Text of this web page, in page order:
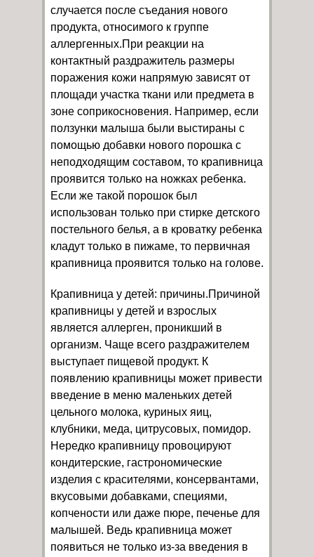
случается после съедания нового
продукта, относимого к группе
аллергенных.При реакции на
контактный раздражитель размеры
поражения кожи напрямую зависят от
площади участка ткани или предмета в
зоне соприкосновения. Например, если
ползунки малыша были выстираны с
помощью добавки нового порошка с
неподходящим составом, то крапивница
проявится только на ножках ребенка.
Если же такой порошок был
использован только при стирке детского
постельного белья, а в кроватку ребенка
кладут только в пижаме, то первичная
крапивница проявится только на голове.
Крапивница у детей: причины.Причиной
крапивницы у детей и взрослых
является аллерген, проникший в
организм. Чаще всего раздражителем
выступает пищевой продукт. К
появлению крапивницы может привести
введение в меню маленьких детей
цельного молока, куриных яиц,
клубники, меда, цитрусовых, помидор.
Нередко крапивницу провоцируют
кондитерские, гастрономические
изделия с красителями, консервантами,
вкусовыми добавками, специями,
копчености или даже пюре, печенье для
малышей. Ведь крапивница может
появиться не только из-за введения в